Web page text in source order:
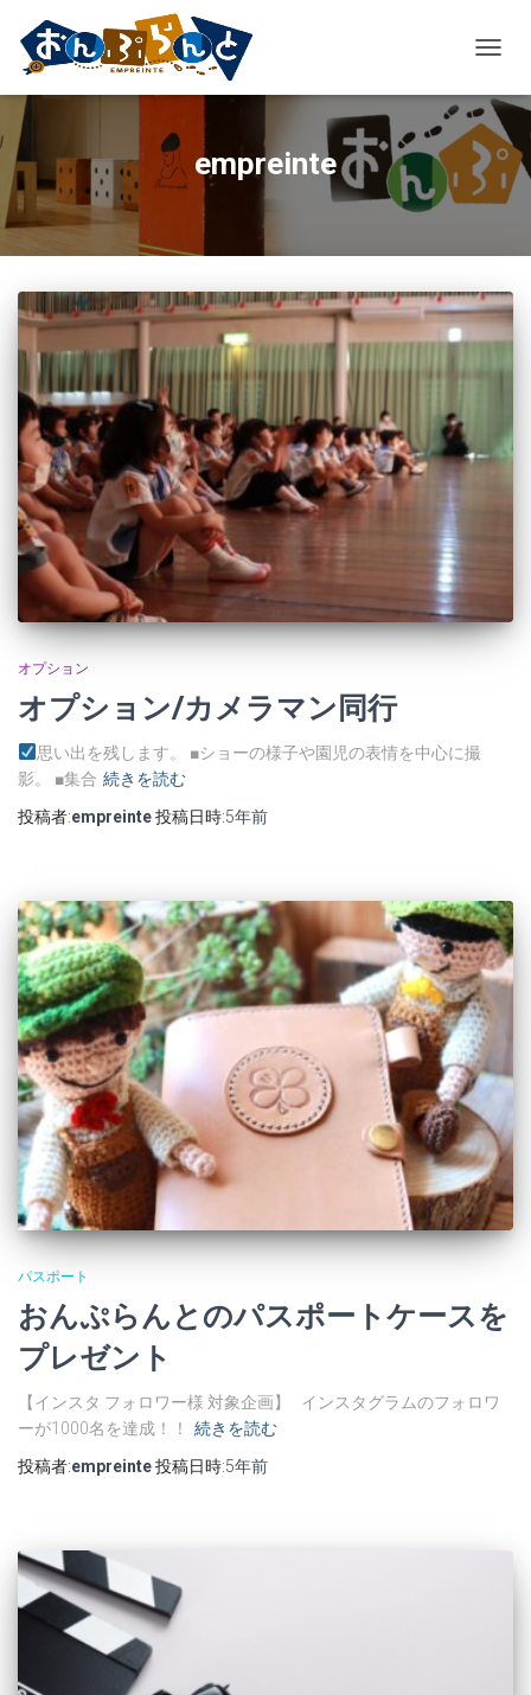
ゲ
ー
シ
ン
替
え
empreinte
オプション
オプション/カメラマン同行
思い出を残します。 ■ショーの様子や園児の表情を中心に撮
影。 ■集合 続きを読む
投稿者:empreinte投稿日時:5年前
パスポート
おんぷらんとのパスポートケースを
プレゼント
【インスタ フォロワー様 対象企画】 インスタグラムのフォロワ
ーが1000名を達成！！
続きを読む
投稿者:empreinte投稿日時:5年前